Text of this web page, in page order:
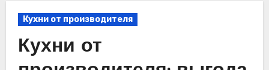
Кухни от производителя
Кухни от